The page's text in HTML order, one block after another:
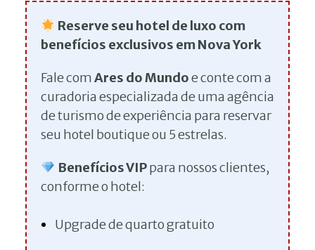
Reserve seu hotel de luxo com
benefícios exclusivos em Nova York
Fale comAres do Mundoe conte com a
curadoria especializada de uma agência
de turismo de experiência para reservar
seu hotel boutique ou 5 estrelas.
Benefícios VIPpara nossos clientes,
conforme o hotel:
Upgrade de quarto gratuito